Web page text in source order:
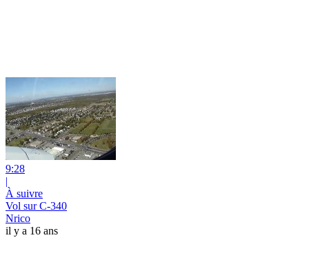
9:28
|
À suivre
Vol sur C-340
Nrico
il y a 16 ans